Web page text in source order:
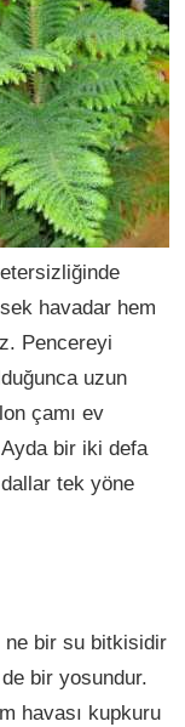
havadar hem
Pencereyi
uzun
çamı ev
bir iki defa
tek yöne
ne bir su bitkisidir
bir yosundur.
havası kupkuru